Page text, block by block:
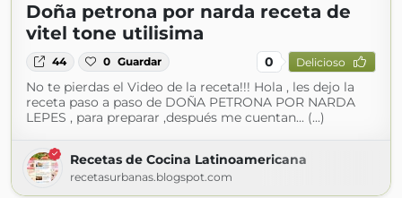
Doña petrona por narda receta de
vitel tone utilisima
44 0 Guardar 0 Delicioso
No te pierdas el Video de la receta!!! Hola , les dejo la
receta paso a paso de DOÑA PETRONA POR NARDA
LEPES , para preparar ,después me cuentan... (...)
Recetas de Cocina Latinoamericana
recetasurbanas.blogspot.com